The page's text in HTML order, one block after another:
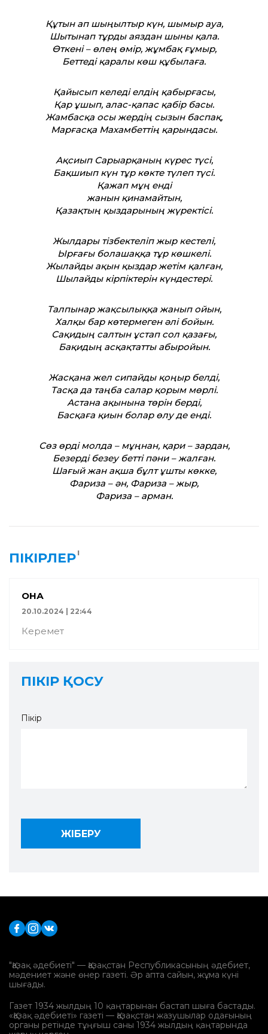
Құтын ап шыңылтыр күн, шымыр ауа,
Шытынап тұрды аяздан шыны қала.
Өткені – өлең өмір, жұмбақ ғұмыр,
Бет­теді қаралы көш құбылаға.
Қайысып келеді елдің қабырғасы,
Қар ұшып, алас-қапас қабір басы.
Жамбасқа осы жердің сызын баспақ,
Марғасқа Махамбет­тің қарындасы.
Ақсиып Сарыарқаның күрес түсі,
Бақшиып күн тұр көкте түлеп түсі.
Қажап мұң енді
жанын қинамайтын,
Қазақтың қыздарының жүректісі.
Жылдары тізбектеліп жыр кестелі,
Ырғағы болашаққа тұр көшкелі.
Жылайды ақын қыздар жетім қалған,
Шылайды кірпіктерін күндестері.
Талпынар жақсылыққа жанып ойын,
Халқы бар көтермеген әлі бойын.
Сақидың салтын ұстап сол қазағы,
Бақидың асқақтат­ты абыройын.
Жасқана жел сипайды қоңыр белді,
Тасқа да таңба салар қорым мөрлі.
Астана ақынына төрін берді,
Басқаға қиын болар өлу де енді.
Сөз өрді молда – мұңнан, қари – зардан,
Безерді безеу бет­ті пәни – жалған.
Шағый жан ақша бұлт ұшты көкке,
Фариза – ән, Фариза – жыр,
Фариза – арман.
ПІКІРЛЕР1
ҚОНАҚ
20.10.2024 | 22:44
Керемет
ПІКІР ҚОСУ
Пікір
"Қазақ әдебиеті" — Қазақстан Республикасының әдебиет,
мәдениет және өнер газеті. Әр апта сайын, жұма күні
шығады.
Газет 1934 жылдың 10 қаңтарынан бастап шыға бастады.
«Қазақ әдебиеті» газеті — Қазақстан жазушылар одағының
органы ретінде тұңғыш саны 1934 жылдың қаңтарында